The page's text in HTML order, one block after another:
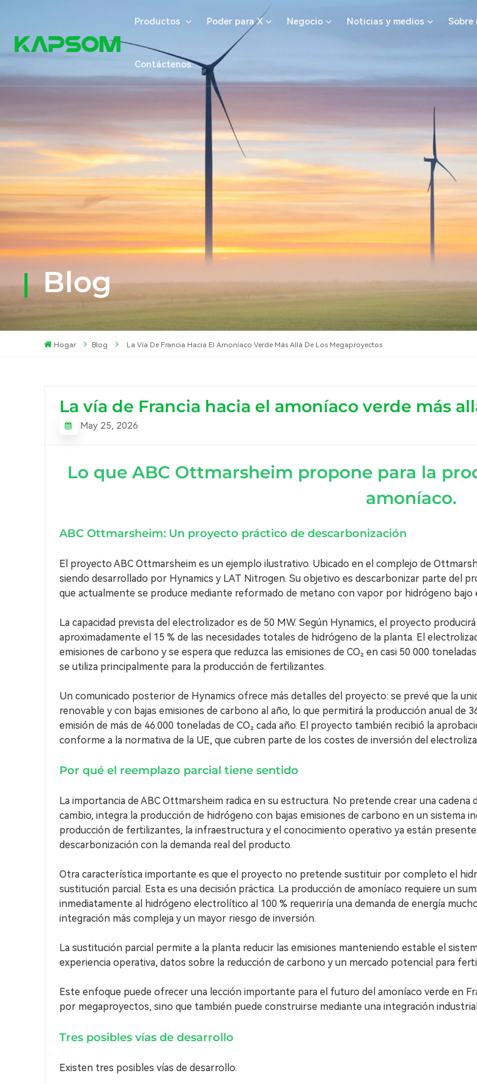
Productos Poder para X Negocio Noticias y medios Sobre
Contáctenos
Blog
Hogar Blog La Vía De Francia Hacia El Amoníaco Verde Más Allá De Los Megaproyectos
La vía de Francia hacia el amoníaco verde más
May 25, 2026
Lo que ABC Ottmarsheim propone para la
amoníaco.
ABC Ottmarsheim: Un proyecto práctico de descarbonización
El proyecto ABC Ottmarsheim es un ejemplo ilustrativo. Ubicado en el complejo de
siendo desarrollado por Hynamics y LAT Nitrogen. Su objetivo es descarbonizar parte del
que actualmente se produce mediante reformado de metano con vapor por hidrógeno
La capacidad prevista del electrolizador es de 50 MW. Según Hynamics, el proyecto
aproximadamente el 15 % de las necesidades totales de hidrógeno de la planta. El
emisiones de carbono y se espera que reduzca las emisiones de CO₂ en casi 50 000
se utiliza principalmente para la producción de fertilizantes.
Un comunicado posterior de Hynamics ofrece más detalles del proyecto: se prevé que la
renovable y con bajas emisiones de carbono al año, lo que permitirá la producción anual de
emisión de más de 46.000 toneladas de CO₂ cada año. El proyecto también recibió la
conforme a la normativa de la UE, que cubren parte de los costes de inversión del
Por qué el reemplazo parcial tiene sentido
La importancia de ABC Ottmarsheim radica en su estructura. No pretende crear una
cambio, integra la producción de hidrógeno con bajas emisiones de carbono en un sistema
producción de fertilizantes, la infraestructura y el conocimiento operativo ya están
descarbonización con la demanda real del producto.
Otra característica importante es que el proyecto no pretende sustituir por completo el
sustitución parcial. Esta es una decisión práctica. La producción de amoníaco requiere un
inmediatamente al hidrógeno electrolítico al 100 % requeriría una demanda de energía
integración más compleja y un mayor riesgo de inversión.
La sustitución parcial permite a la planta reducir las emisiones manteniendo estable el
experiencia operativa, datos sobre la reducción de carbono y un mercado potencial para
Este enfoque puede ofrecer una lección importante para el futuro del amoníaco verde en
por megaproyectos, sino que también puede construirse mediante una integración
Tres posibles vías de desarrollo
Existen tres posibles vías de desarrollo.